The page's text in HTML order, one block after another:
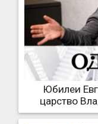
Юбилеи
царство